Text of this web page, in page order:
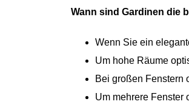
Wann sind Gardinen die
Wenn Sie ein
Um hohe Räume
Bei großen Fenstern
Um mehrere Fenster